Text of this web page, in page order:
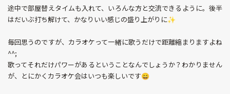
途中で部屋替えタイムも入れて、いろんな方と交流できるように。後半
はだいぶ打ち解けて、かなりいい感じの盛り上がりに✨
毎回思うのですが、カラオケって一緒に歌うだけで距離縮まりますよね
^^;
歌ってそれだけパワーがあるということなんでしょうか？わかりません
が、とにかくカラオケ会はいつも楽しいです😄